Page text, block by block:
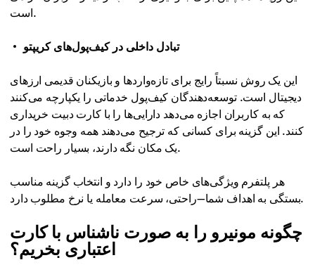
است.
تبادل داخلی در کیف‌پول‌های کریپتو
این یک روش نسبتاً رایج برای تازه‌واردها و بازیکنان قدیمی ارزهای
دیجیتال است. توسعه‌دهندگان کیف‌پول خدماتی را یکپارچه می‌کنند
که به کاربران اجازه می‌دهد دارایی‌ها را با کارت دبیت خریداری
کنند. این گزینه برای کسانی که ترجیح می‌دهند همه وجوه خود را در
یک مکان نگه دارند، بسیار راحت است.
هر پلتفرم ویژگی‌های خاص خود را دارد و انتخاب گزینه مناسب
بستگی به اهداف شما—راحتی، سرعت معامله یا نرخ مطلوب دارد.
چگونه مونیرو را به صورت ناشناس با کارت
اعتباری بخریم؟